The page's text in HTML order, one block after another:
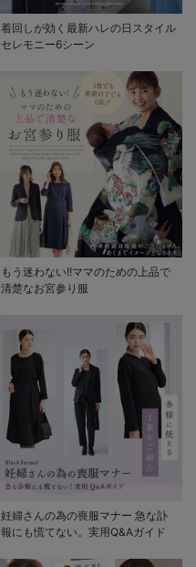
着回しが効く最新ハレの日スタイル
セレモニー6シーン
もう迷わない!!ママのための上品で
清楚なお宮参り服
妊婦さんの為の喪服マナー 急な訃
報にも慌てない。実用Q&Aガイド